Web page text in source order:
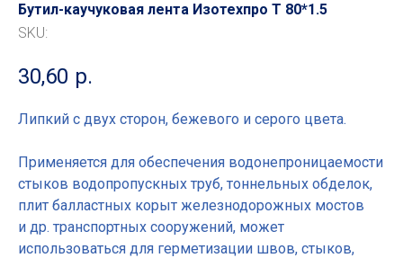
Бутил-каучуковая лента Изотехпро Т 80*1.5
SKU:
30,60 р.
Липкий с двух сторон, бежевого и серого цвета.
Применяется для обеспечения водонепроницаемости
стыков водопропускных труб, тоннельных обделок,
плит балластных корыт железнодорожных мостов
и др. транспортных сооружений, может
использоваться для герметизации швов, стыков,